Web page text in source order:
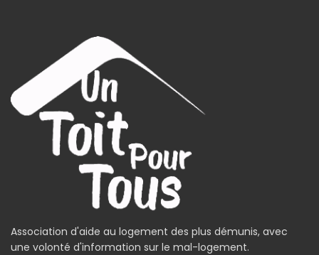
Association d'aide au logement des plus démunis, avec
une volonté d'information sur le mal-logement.